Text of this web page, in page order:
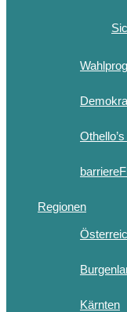
Regionen
Kärnten